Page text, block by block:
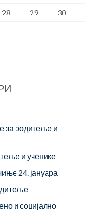
28 29
30
за родитеље и
и ученике
24. јануара
и социјално